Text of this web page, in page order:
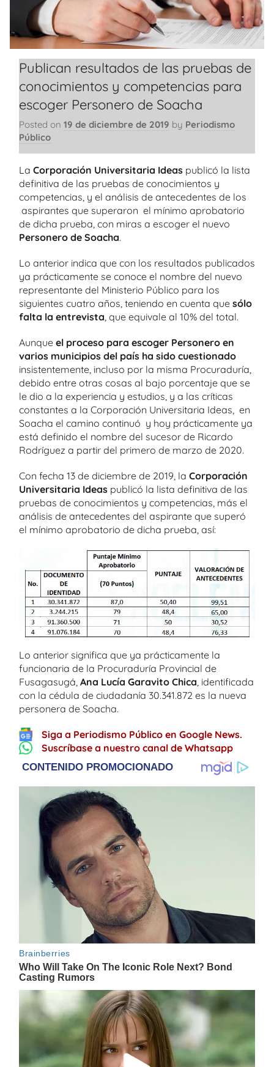
Publican resultados de las pruebas de
conocimientos y competencias para
escoger Personero de Soacha
Posted on 19 de diciembre de 2019 by Periodismo
Público
La Corporación Universitaria Ideas publicó la lista
definitiva de las pruebas de conocimientos y
competencias, y el análisis de antecedentes de los
aspirantes que superaron el mínimo aprobatorio
de dicha prueba, con miras a escoger el nuevo
Personero de Soacha.
Lo anterior indica que con los resultados publicados
ya prácticamente se conoce el nombre del nuevo
representante del Ministerio Público para los
siguientes cuatro años, teniendo en cuenta que sólo
falta la entrevista , que equivale al 10% del total.
Aunque el proceso para escoger Personero en
varios municipios del país ha sido cuestionado
insistentemente, incluso por la misma Procuraduría,
debido entre otras cosas al bajo porcentaje que se
le dio a la experiencia y estudios, y a las críticas
constantes a la Corporación Universitaria Ideas, en
Soacha el camino continuó y hoy prácticamente ya
está definido el nombre del sucesor de Ricardo
Rodríguez a partir del primero de marzo de 2020.
Con fecha 13 de diciembre de 2019, la Corporación
Universitaria Ideas publicó la lista definitiva de las
pruebas de conocimientos y competencias, más el
análisis de antecedentes del aspirante que superó
el mínimo aprobatorio de dicha prueba, así:
Lo anterior significa que ya prácticamente la
funcionaria de la Procuraduría Provincial de
Fusagasugá, Ana Lucía Garavito Chica, identificada
con la cédula de ciudadanía 30.341.872 es la nueva
personera de Soacha.
Siga a Periodismo Público en Google News.
Suscríbase a nuestro canal de Whatsapp